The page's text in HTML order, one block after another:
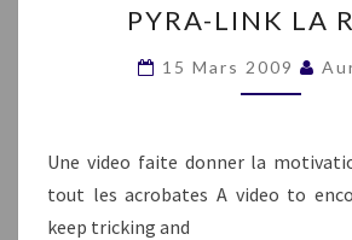
LINK
LA
RAGE
PYRA-LINK LA
15 Mars 2009
Une video faite donner la
tout les acrobates A video to
keep tricking and